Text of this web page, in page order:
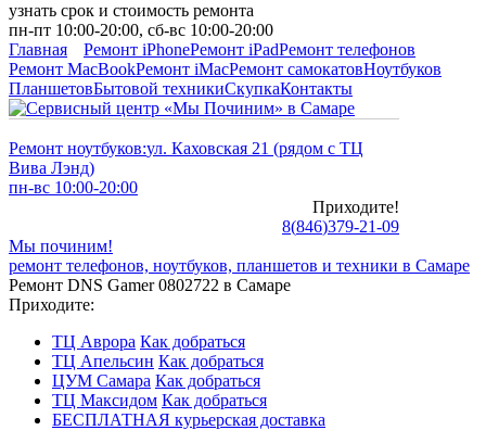
узнать срок и стоимость ремонта
пн-пт 10:00-20:00, сб-вс 10:00-20:00
Главная
Ремонт iPhoneРемонт iPadРемонт телефонов
Ремонт MacBookРемонт iMacРемонт самокатовНоутбуков
ПланшетовБытовой техникиСкупкаКонтакты
Ремонт ноутбуков:ул. Каховская 21 (рядом с ТЦ
Вива Лэнд)
пн-вс 10:00-20:00
Приходите!
8(846)379-21-09
Мы починим!
ремонт телефонов, ноутбуков, планшетов и техники в Самаре
Ремонт DNS Gamer 0802722 в Самаре
Приходите:
ТЦ Аврора Как добраться
ТЦ Апельсин Как добраться
ЦУМ Самара Как добраться
ТЦ Максидом Как добраться
БЕСПЛАТНАЯ курьерская доставка